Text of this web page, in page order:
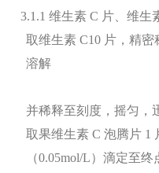
3.1.1 维生素 C 片、维生
取维生素C10 片，精
溶解
并稀释至刻度，摇匀，
取果维生素C 泡腾片 1
（0.05mol/L）滴定至终